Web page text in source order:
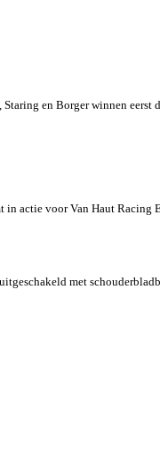
en Borger winnen eerst
in actie voor Van Haut Racing
met